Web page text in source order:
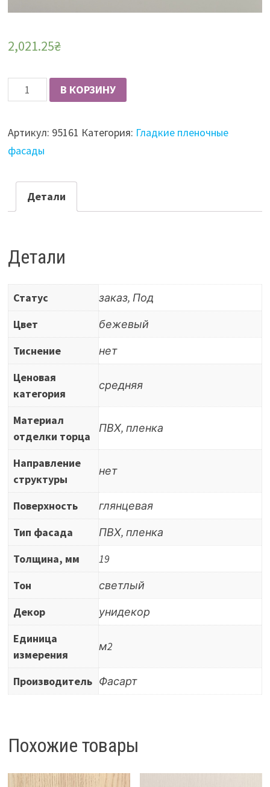
2,021.25₴
Количество
Фасад
19мм
гладкий
глянец
IMAWELL
01059-
0045-
6-
500
К70ИМ/-
В КОРЗИНУ
Артикул: 95161 Категория: Гладкие пленочные
фасады
Детали
Детали
Статус
заказ, Под
Цвет
бежевый
Тиснение
нет
Ценовая
категория
средняя
Материал
отделки торца
ПВХ, пленка
Направление
структуры
нет
Поверхность
глянцевая
Тип фасада
ПВХ, пленка
Толщина, мм
19
Тон
светлый
Декор
унидекор
Единица
измерения
м2
Производитель Фасарт
Похожие товары